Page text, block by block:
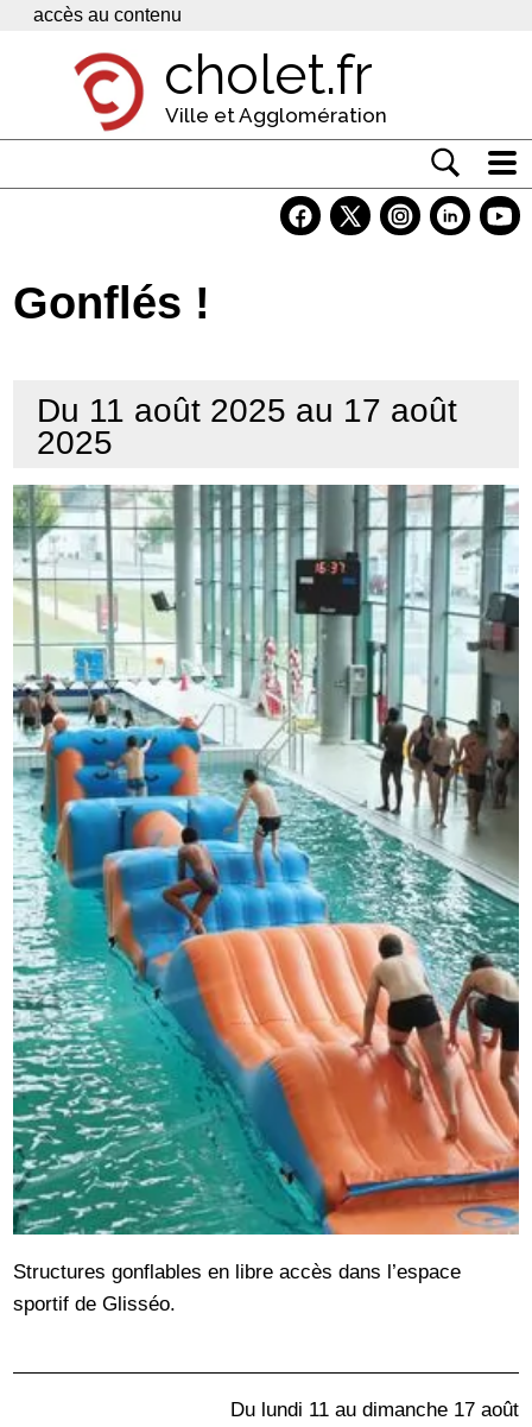
Panneau de gestion des cookies
accès au contenu
cholet.fr
Ville et Agglomération
Economie
Contacts
Gonflés !
Du 11 août 2025 au 17 août
2025
Structures gonflables en libre accès dans l’espace
sportif de Glisséo.
Du lundi 11 au dimanche 17 août